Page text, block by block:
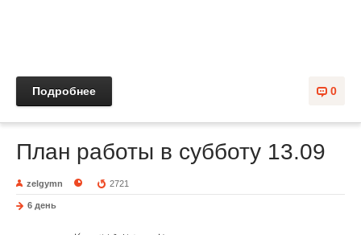
0
Подробнее
План работы в субботу 13.09
zelgymn 2721
6 день